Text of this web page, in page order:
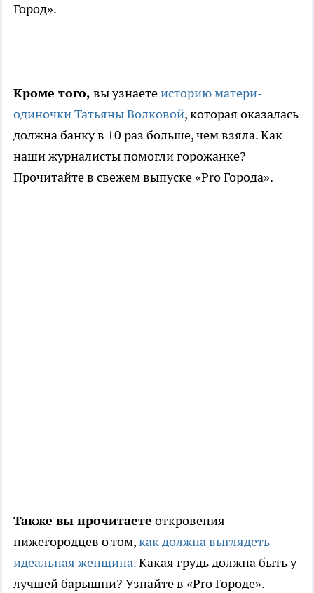
Город».
Кроме того, вы узнаетеисторию матери-
одиночки Татьяны Волковой, которая оказалась
должна банку в 10 раз больше, чем взяла. Как
наши журналисты помогли горожанке?
Прочитайте в свежем выпуске «Pro Города».
Также вы прочитаете откровения
нижегородцев о том,как должна выглядеть
идеальная женщина.Какая грудь должна быть у
лучшей барышни? Узнайте в «Pro Городе».